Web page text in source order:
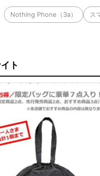
Nothing Phone（3a） ス
ト